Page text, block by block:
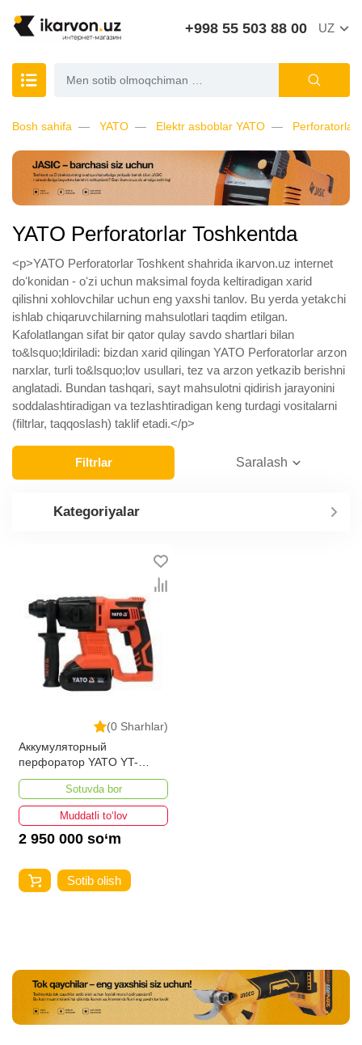
+998 55 503 88 00 UZ
Bosh sahifa YATO Elektr asboblar YATO Perforatorlar
YATO Perforatorlar Toshkentda
<p>YATO Perforatorlar Toshkent shahrida ikarvon.uz internet
doʻkonidan - oʻzi uchun maksimal foyda keltiradigan xarid
qilishni xohlovchilar uchun eng yaxshi tanlov. Bu yerda yetakchi
ishlab chiqaruvchilarning mahsulotlari taqdim etilgan.
Kafolatlangan sifat bir qator qulay savdo shartlari bilan
to&lsquo;ldiriladi: bizdan xarid qilingan YATO Perforatorlar arzon
narxlar, turli to&lsquo;lov usullari, tez va arzon yetkazib berishni
anglatadi. Bundan tashqari, sayt mahsulotni qidirish jarayonini
soddalashtiradigan va tezlashtiradigan keng turdagi vositalarni
(filtrlar, taqqoslash) taklif etadi.</p>
Filtrlar Saralash
Kategoriyalar
(0 Sharhlar)
Аккумуляторный
перфоратор YATO YT-
82770
Sotuvda bor
Muddatli to‘lov
2 950 000 so‘m
Sotib olish